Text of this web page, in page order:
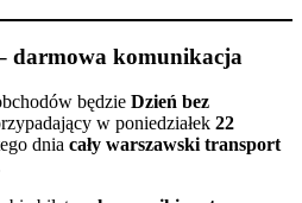
darmowa komunikacja
będzie Dzień bez
w poniedziałek 22
dnia cały warszawski transport